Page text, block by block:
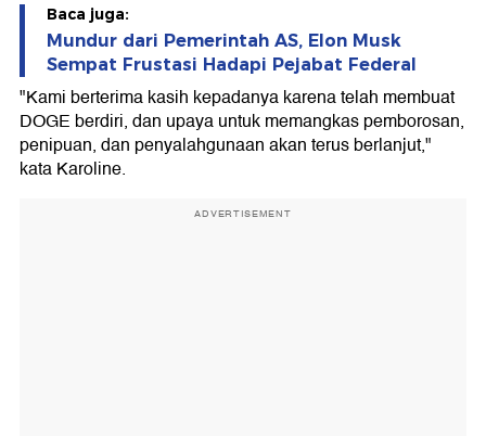
Baca juga:
Mundur dari Pemerintah AS, Elon Musk
Sempat Frustasi Hadapi Pejabat Federal
"Kami berterima kasih kepadanya karena telah membuat
DOGE berdiri, dan upaya untuk memangkas pemborosan,
penipuan, dan penyalahgunaan akan terus berlanjut,"
kata Karoline.
ADVERTISEMENT